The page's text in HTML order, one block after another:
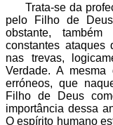
Trata-se da
pelo Filho de
obstante,
constantes ataques
nas trevas,
Verdade. A mesma
erróneos, que
Filho de Deus
importância dessa
O espírito humano